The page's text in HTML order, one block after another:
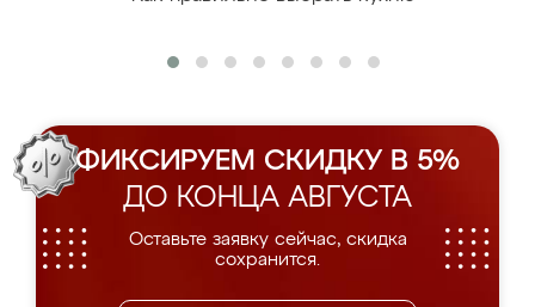
ФИКСИРУЕМ СКИДКУ В 5%
ДО КОНЦА АВГУСТА
Оставьте заявку сейчас, скидка
сохранится.